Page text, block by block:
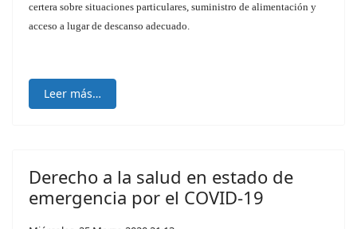
certera sobre situaciones particulares, suministro de alimentación y
acceso a lugar de descanso adecuado.
Leer más…
Derecho a la salud en estado de
emergencia por el COVID-19